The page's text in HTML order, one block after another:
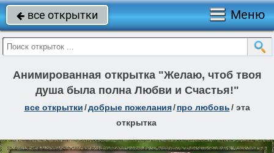
 все открытки Меню
Анимированная открытка "Желаю, чтоб твоя
душа была полна Любви и Счастья!"
все открытки/добрые пожелания/ про любовь/ эта
открытка